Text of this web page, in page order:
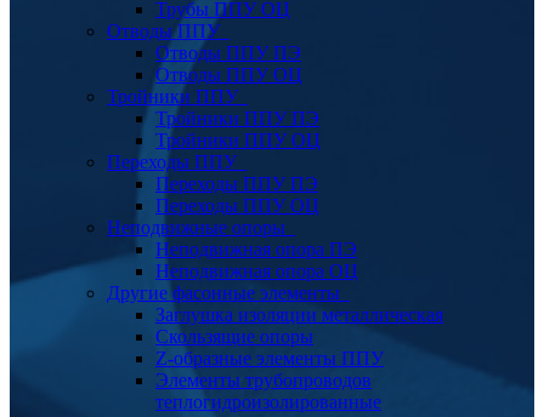
Трубы ППУ ОЦ
Отводы ППУ
Отводы ППУ ПЭ
Отводы ППУ ОЦ
Тройники ППУ
Тройники ППУ ПЭ
Тройники ППУ ОЦ
Переходы ППУ
Переходы ППУ ПЭ
Переходы ППУ ОЦ
Неподвижные опоры
Неподвижная опора ПЭ
Неподвижная опора ОЦ
Другие фасонные элементы
Заглушка изоляции металлическая
Скользящие опоры
Z-образные элементы ППУ
Элементы трубопроводов
теплогидроизолированные